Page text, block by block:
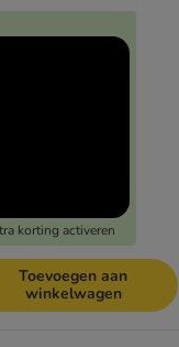
korting activeren
Toevoegen aan
winkelwagen